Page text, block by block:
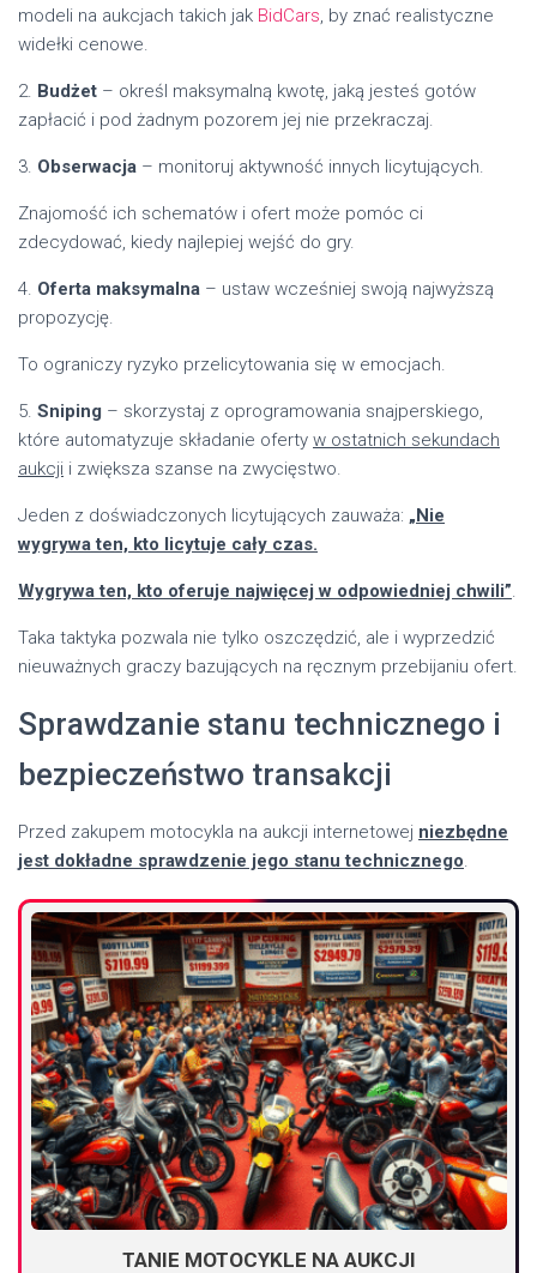
modeli na aukcjach takich jak BidCars, by znać realistyczne
widełki cenowe.
2. Budżet – określ maksymalną kwotę, jaką jesteś gotów
zapłacić i pod żadnym pozorem jej nie przekraczaj.
3. Obserwacja – monitoruj aktywność innych licytujących.
Znajomość ich schematów i ofert może pomóc ci
zdecydować, kiedy najlepiej wejść do gry.
4. Oferta maksymalna – ustaw wcześniej swoją najwyższą
propozycję.
To ograniczy ryzyko przelicytowania się w emocjach.
5. Sniping – skorzystaj z oprogramowania snajperskiego,
które automatyzuje składanie oferty w ostatnich sekundach
aukcji i zwiększa szanse na zwycięstwo.
Jeden z doświadczonych licytujących zauważa: „Nie
wygrywa ten, kto licytuje cały czas.
Wygrywa ten, kto oferuje najwięcej w odpowiedniej chwili”.
Taka taktyka pozwala nie tylko oszczędzić, ale i wyprzedzić
nieuważnych graczy bazujących na ręcznym przebijaniu ofert.
Sprawdzanie stanu technicznego i
bezpieczeństwo transakcji
Przed zakupem motocykla na aukcji internetowej niezbędne
jest dokładne sprawdzenie jego stanu technicznego.
TANIE MOTOCYKLE NA AUKCJI